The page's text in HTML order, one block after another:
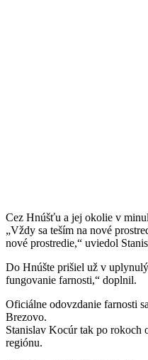
Cez Hnúšťu a jej okolie v
„Vždy sa teším na nové
nové prostredie,“ uviedol
Do Hnúšte prišiel už v
fungovanie farnosti,“ doplnil.
Oficiálne odovzdanie farnosti
Brezovo.
Stanislav Kocúr tak po rokoch
regiónu.